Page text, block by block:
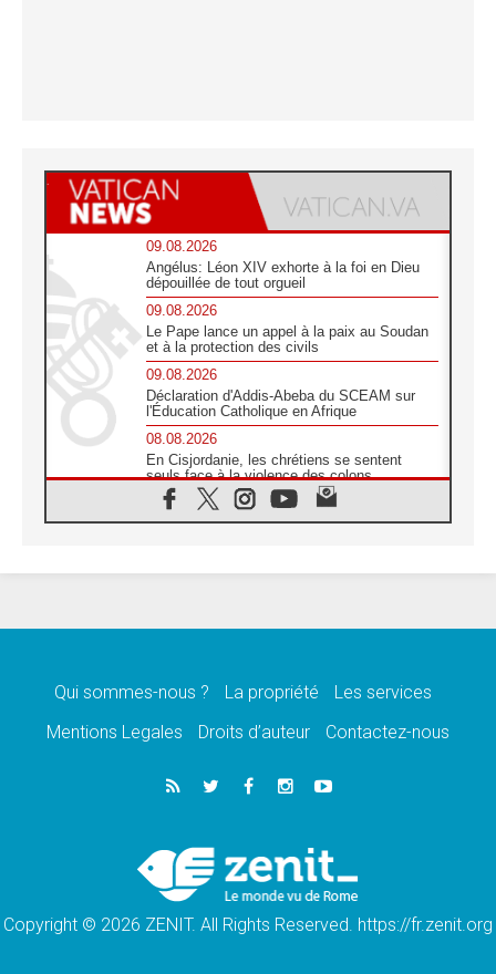
09.08.2026
Angélus: Léon XIV exhorte à la foi en Dieu
dépouillée de tout orgueil
09.08.2026
Le Pape lance un appel à la paix au Soudan
et à la protection des civils
09.08.2026
Déclaration d'Addis-Abeba du SCEAM sur
l'Éducation Catholique en Afrique
08.08.2026
En Cisjordanie, les chrétiens se sentent
seuls face à la violence des colons
08.08.2026
Léon XIV au sanctuaire de Notre Dame du
08.08.2026
08.08.2026
catholiques
Au Bangladesh, l'Église accompagne les
Dalits sur le chemin de la dignité
Philippines: le vicariat apostolique de
Calapan devient un diocèse
Qui sommes-nous ? La propriété
Les services
Mentions Legales
Droits d’auteur Contactez-nous
Copyright © 2026 ZENIT. All Rights Reserved. https://fr.zenit.org